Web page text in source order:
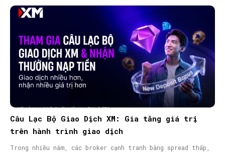
Câu Lạc Bộ Giao Dịch XM: Gia tăng giá trị
trên hành trình giao dịch
Trong nhiều năm, các broker cạnh tranh bằng spread thấp,